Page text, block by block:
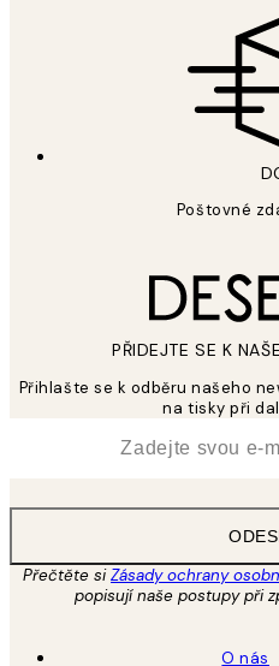
Poštovné
PŘIDEJTE SE K
Přihlašte se k odběru našeho
na tisky při
Přečtěte siZásady ochrany
popisují naše postupy při
O nás